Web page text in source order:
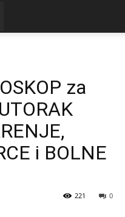
za
i BOLNE
0
221